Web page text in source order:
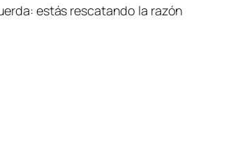
estás rescatando la razón